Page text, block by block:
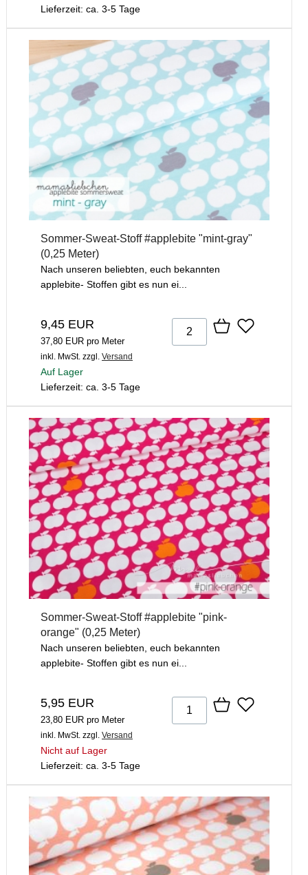
Lieferzeit: ca. 3-5 Tage
Sommer-Sweat-Stoff #applebite "mint-gray"
(0,25 Meter)
Nach unseren beliebten, euch bekannten
applebite- Stoffen gibt es nun ei...
9,45 EUR
37,80 EUR pro Meter
inkl. MwSt. zzgl. Versand
Auf Lager
Lieferzeit: ca. 3-5 Tage
Sommer-Sweat-Stoff #applebite "pink-
orange" (0,25 Meter)
Nach unseren beliebten, euch bekannten
applebite- Stoffen gibt es nun ei...
5,95 EUR
23,80 EUR pro Meter
inkl. MwSt. zzgl. Versand
Nicht auf Lager
Lieferzeit: ca. 3-5 Tage